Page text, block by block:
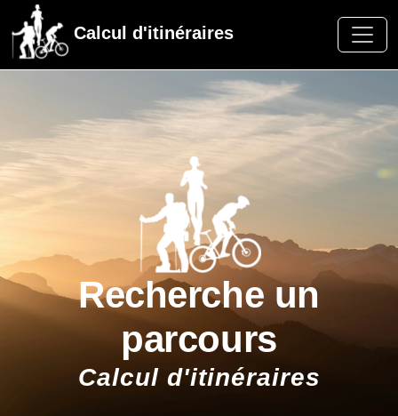
Calcul d'itinéraires
Recherche un
parcours
Calcul d'itinéraires